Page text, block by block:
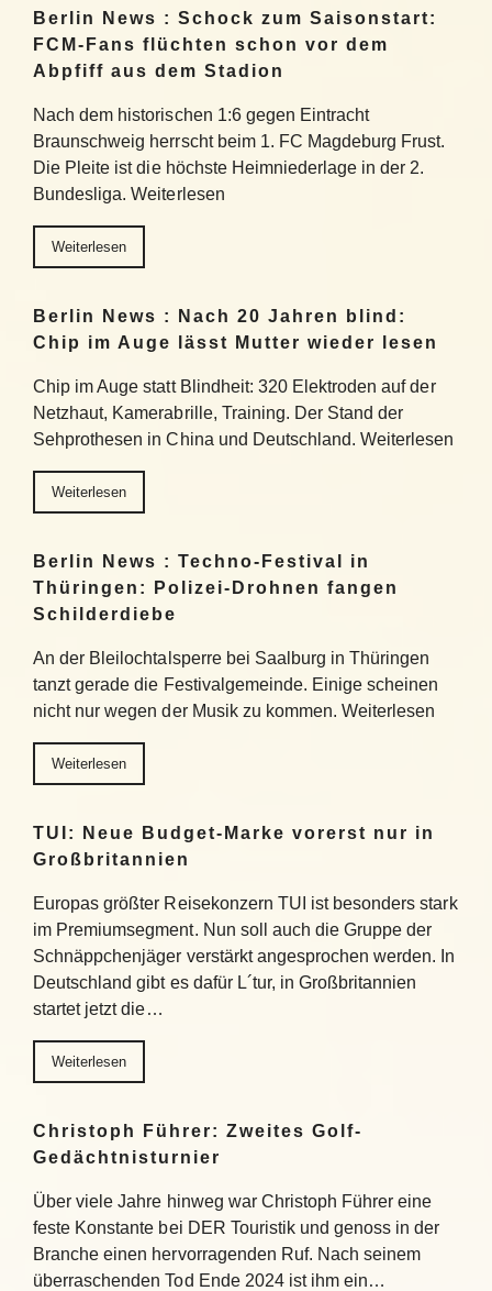
Berlin News : Schock zum Saisonstart:
FCM-Fans flüchten schon vor dem
Abpfiff aus dem Stadion
Nach dem historischen 1:6 gegen Eintracht
Braunschweig herrscht beim 1. FC Magdeburg Frust.
Die Pleite ist die höchste Heimniederlage in der 2.
Bundesliga. Weiterlesen
Weiterlesen
Berlin News : Nach 20 Jahren blind:
Chip im Auge lässt Mutter wieder lesen
Chip im Auge statt Blindheit: 320 Elektroden auf der
Netzhaut, Kamerabrille, Training. Der Stand der
Sehprothesen in China und Deutschland. Weiterlesen
Weiterlesen
Berlin News : Techno-Festival in
Thüringen: Polizei-Drohnen fangen
Schilderdiebe
An der Bleilochtalsperre bei Saalburg in Thüringen
tanzt gerade die Festivalgemeinde. Einige scheinen
nicht nur wegen der Musik zu kommen. Weiterlesen
Weiterlesen
TUI: Neue Budget-Marke vorerst nur in
Großbritannien
Europas größter Reisekonzern TUI ist besonders stark
im Premiumsegment. Nun soll auch die Gruppe der
Schnäppchenjäger verstärkt angesprochen werden. In
Deutschland gibt es dafür L´tur, in Großbritannien
startet jetzt die…
Weiterlesen
Christoph Führer: Zweites Golf-
Gedächtnisturnier
Über viele Jahre hinweg war Christoph Führer eine
feste Konstante bei DER Touristik und genoss in der
Branche einen hervorragenden Ruf. Nach seinem
überraschenden Tod Ende 2024 ist ihm ein…